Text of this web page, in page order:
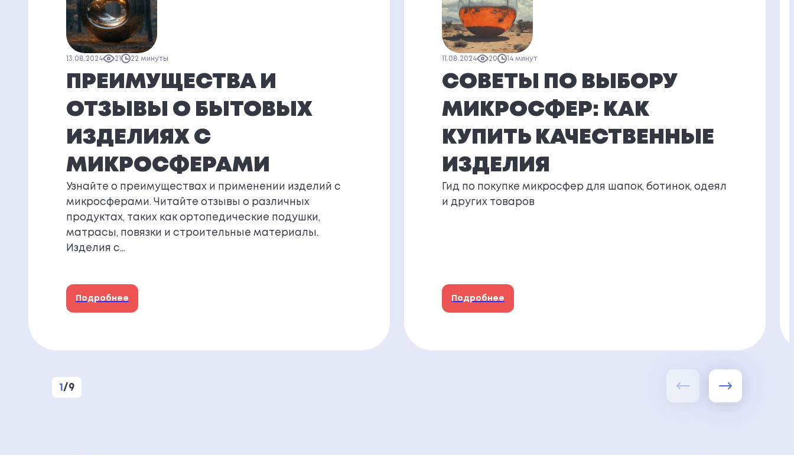
13.08.2024 21 22 минуты
ПРЕИМУЩЕСТВА И
ОТЗЫВЫ О БЫТОВЫХ
ИЗДЕЛИЯХ С
МИКРОСФЕРАМИ
Узнайте о преимуществах и применении изделий с
микросферами. Читайте отзывы о различных
продуктах, таких как ортопедические подушки,
матрасы, повязки и строительные материалы.
Изделия с…
Подробнее
11.08.2024 20 14 минут
СОВЕТЫ ПО ВЫБОРУ
МИКРОСФЕР: КАК
КУПИТЬ КАЧЕСТВЕННЫЕ
ИЗДЕЛИЯ
Гид по покупке микросфер для шапок, ботинок, одеял
и других товаров
Подробнее
1 / 9